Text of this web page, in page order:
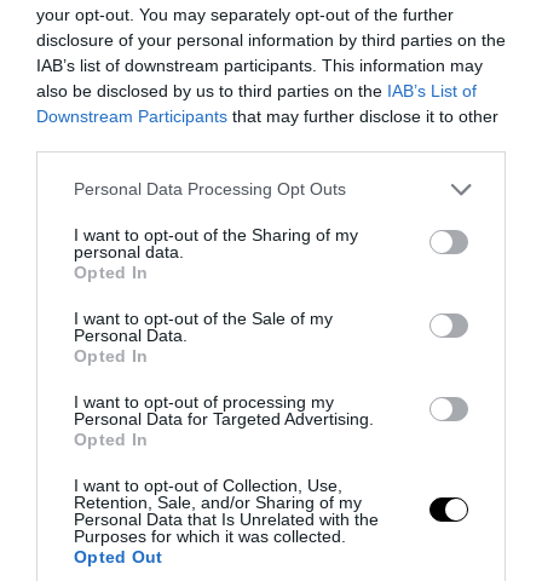
your opt-out. You may separately opt-out of the further
disclosure of your personal information by third parties on the
IAB’s list of downstream participants. This information may
also be disclosed by us to third parties on the IAB’s List of
Downstream Participants that may further disclose it to other
Please note that this website/app uses one or more Google
not limited to your visit or usage behaviour. You may click to
grant or deny consent to Google and its third-party tags to
use your data for below specified purposes in below Google
consent section.
Personal Data Processing Opt Outs
I want to opt-out of the Sharing of my
personal data.
Opted In
I want to opt-out of the Sale of my
Personal Data.
Opted In
I want to opt-out of processing my
Personal Data for Targeted Advertising.
Opted In
I want to opt-out of Collection, Use,
Retention, Sale, and/or Sharing of my
Personal Data that Is Unrelated with the
Purposes for which it was collected.
Opted Out
PRONEWS.GR / AUTO - MOTO
Αλλάζουν τα δεδομένα στους δρόμους:
Στο στόχαστρο οι εφαρμογές που
προειδοποιούν για κάμερες ταχύτητας
PRONEWS.GR /AUTO - MOTO